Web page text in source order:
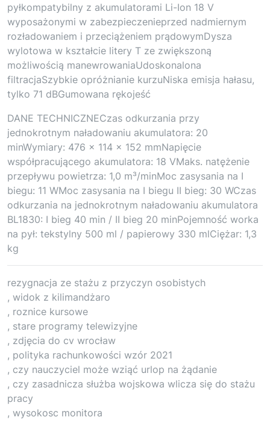
pyłkompatybilny z akumulatorami Li-Ion 18 V
wyposażonymi w zabezpieczenieprzed nadmiernym
rozładowaniem i przeciążeniem prądowymDysza
wylotowa w kształcie litery T ze zwiększoną
możliwością manewrowaniaUdoskonalona
filtracjaSzybkie opróżnianie kurzuNiska emisja hałasu,
tylko 71 dBGumowana rękojeść
DANE TECHNICZNECzas odkurzania przy
jednokrotnym naładowaniu akumulatora: 20
minWymiary: 476 x 114 x 152 mmNapięcie
współpracującego akumulatora: 18 VMaks. natężenie
przepływu powietrza: 1,0 m³/minMoc zasysania na I
biegu: 11 WMoc zasysania na I biegu II bieg: 30 WCzas
odkurzania na jednokrotnym naładowaniu akumulatora
BL1830: I bieg 40 min / II bieg 20 minPojemność worka
na pył: tekstylny 500 ml / papierowy 330 mlCiężar: 1,3
kg
rezygnacja ze stażu z przyczyn osobistych
, widok z kilimandżaro
, roznice kursowe
, stare programy telewizyjne
, zdjęcia do cv wrocław
, polityka rachunkowości wzór 2021
, czy nauczyciel może wziąć urlop na żądanie
, czy zasadnicza służba wojskowa wlicza się do stażu
pracy
, wysokosc monitora